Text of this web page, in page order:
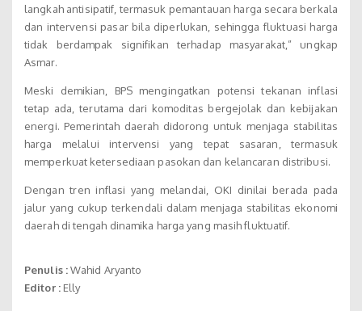
langkah antisipatif, termasuk pemantauan harga secara berkala
dan intervensi pasar bila diperlukan, sehingga fluktuasi harga
tidak berdampak signifikan terhadap masyarakat,” ungkap
Asmar.
Meski demikian, BPS mengingatkan potensi tekanan inflasi
tetap ada, terutama dari komoditas bergejolak dan kebijakan
energi. Pemerintah daerah didorong untuk menjaga stabilitas
harga melalui intervensi yang tepat sasaran, termasuk
memperkuat ketersediaan pasokan dan kelancaran distribusi.
Dengan tren inflasi yang melandai, OKI dinilai berada pada
jalur yang cukup terkendali dalam menjaga stabilitas ekonomi
daerah di tengah dinamika harga yang masih fluktuatif.
Penulis :Wahid Aryanto
Editor :Elly